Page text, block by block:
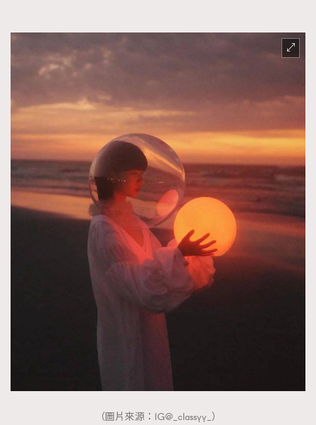
（圖片來源：IG@_classyy_）